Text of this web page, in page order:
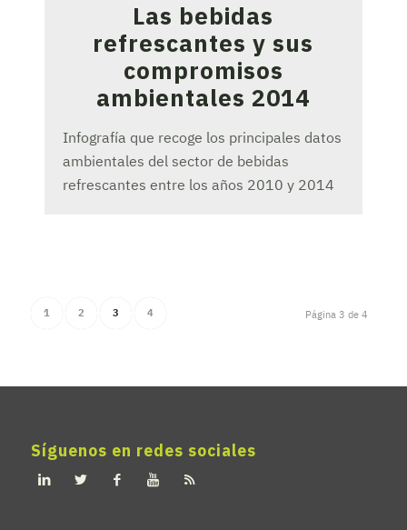
Las bebidas
refrescantes y sus
compromisos
ambientales 2014
Infografía que recoge los principales datos
ambientales del sector de bebidas
refrescantes entre los años 2010 y 2014
Página 3 de 4
1 2 3 4
Síguenos en redes sociales